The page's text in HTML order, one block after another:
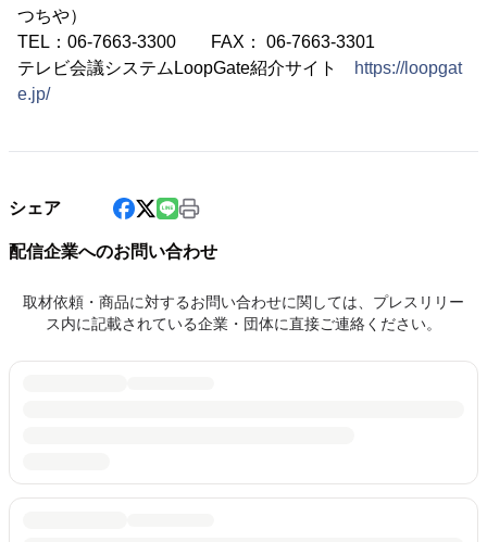
つちや）
TEL：06-7663-3300 FAX： 06-7663-3301
テレビ会議システムLoopGate紹介サイト
https://loopgat
e.jp/
シェア
配信企業へのお問い合わせ
取材依頼・商品に対するお問い合わせに関しては、プレスリリー
ス内に記載されている企業・団体に直接ご連絡ください。